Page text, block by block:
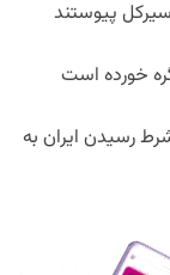
پیوستند
خورده است
رسیدن ایران به